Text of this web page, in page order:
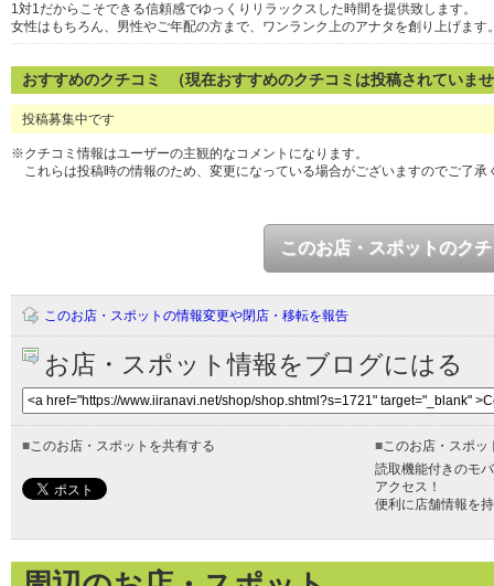
1対1だからこそできる信頼感でゆっくりリラックスした時間を提供致します。
女性はもちろん、男性やご年配の方まで、ワンランク上のアナタを創り上げます
おすすめのクチコミ （現在おすすめのクチコミは投稿されていま
投稿募集中です
※クチコミ情報はユーザーの主観的なコメントになります。
これらは投稿時の情報のため、変更になっている場合がございますのでご了承
このお店・スポットのク
このお店・スポットの情報変更や閉店・移転を報告
お店・スポット情報をブログにはる
■このお店・スポットを共有する ■このお店・スポッ
読取機能付きのモ
アクセス！
便利に店舗情報を